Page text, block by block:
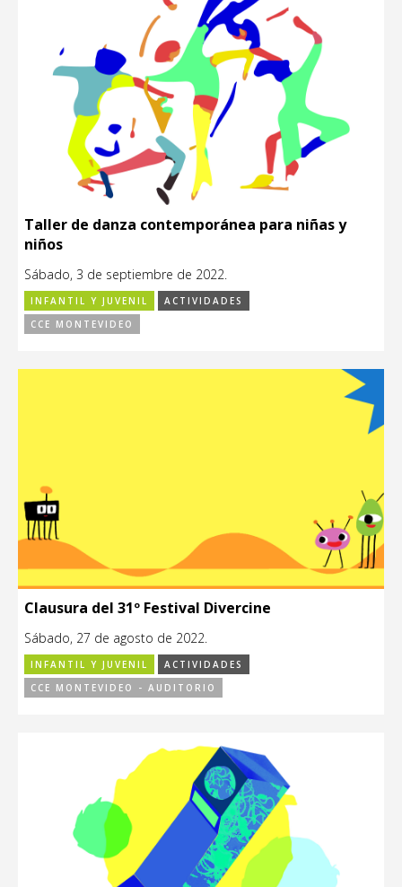
Taller de danza contemporánea para niñas y
niños
Sábado, 3 de septiembre de 2022.
INFANTIL Y JUVENIL
ACTIVIDADES
CCE MONTEVIDEO
Clausura del 31º Festival Divercine
Sábado, 27 de agosto de 2022.
INFANTIL Y JUVENIL
ACTIVIDADES
CCE MONTEVIDEO - AUDITORIO